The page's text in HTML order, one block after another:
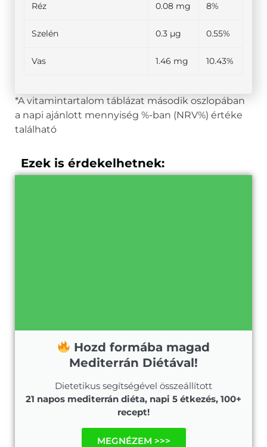
Réz 0.08 mg 8%
Szelén 0.3 µg 0.55%
Vas 1.46 mg 10.43%
*A vitamintartalom táblázat második oszlopában
a napi ajánlott mennyiség %-ban (NRV%) értéke
található
Ezek is érdekelhetnek:
Hozd formába magad
Mediterrán Diétával!
Dietetikus segítségével összeállított
21 napos mediterrán diéta, napi 5 étkezés, 100+
recept!
MEGNÉZEM >>>